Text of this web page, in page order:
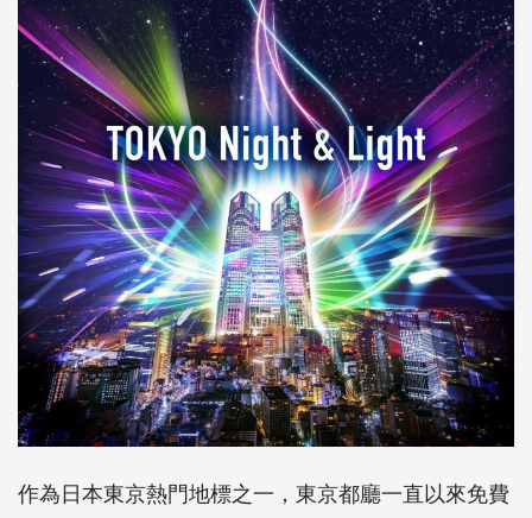
作為日本東京熱門地標之一，東京都廳一直以來免費